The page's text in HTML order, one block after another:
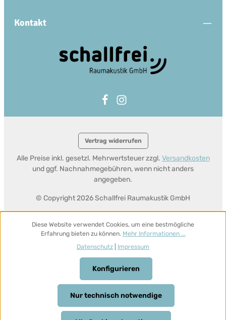
Kontakt
Vertrag widerrufen
© Copyright 2026 Schallfrei Raumakustik GmbH
Alle Preise inkl. gesetzl. Mehrwertsteuer zzgl. Versandkosten
und ggf. Nachnahmegebühren, wenn nicht anders
angegeben.
Diese Website verwendet Cookies, um eine bestmögliche
Erfahrung bieten zu können. Mehr Informationen ...
Datenschutz
Impressum
Nur technisch notwendige
Konfigurieren